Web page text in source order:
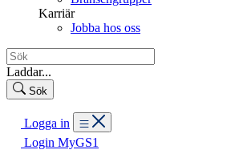
Karriär
Jobba hos oss
Laddar...
Sök
Logga in
Login MyGS1